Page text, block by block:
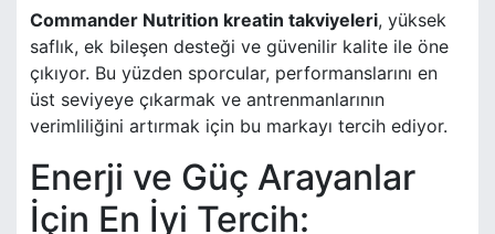
Commander Nutrition kreatin takviyeleri, yüksek
saflık, ek bileşen desteği ve güvenilir kalite ile öne
çıkıyor. Bu yüzden sporcular, performanslarını en
üst seviyeye çıkarmak ve antrenmanlarının
verimliliğini artırmak için bu markayı tercih ediyor.
Enerji ve Güç Arayanlar
İçin En İyi Tercih: